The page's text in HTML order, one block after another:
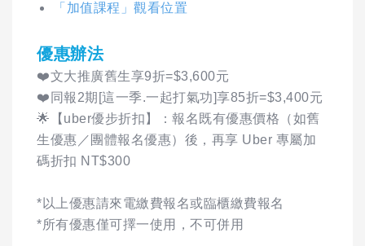
「加值課程」觀看位置
優惠辦法
❤️文大推廣舊生享9折=$3,600元
❤️同報2期[這一季.一起打氣功]享85折=$3,400元
🌟【uber優步折扣】：報名既有優惠價格（如舊
生優惠／團體報名優惠）後，再享 Uber 專屬加
碼折扣 NT$300
*以上優惠請來電繳費報名或臨櫃繳費報名
*所有優惠僅可擇一使用，不可併用